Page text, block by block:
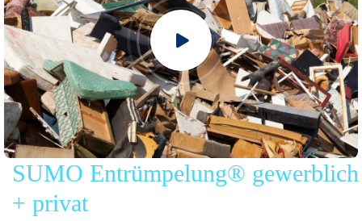
SUMO Entrümpelung® gewerblich
+ privat